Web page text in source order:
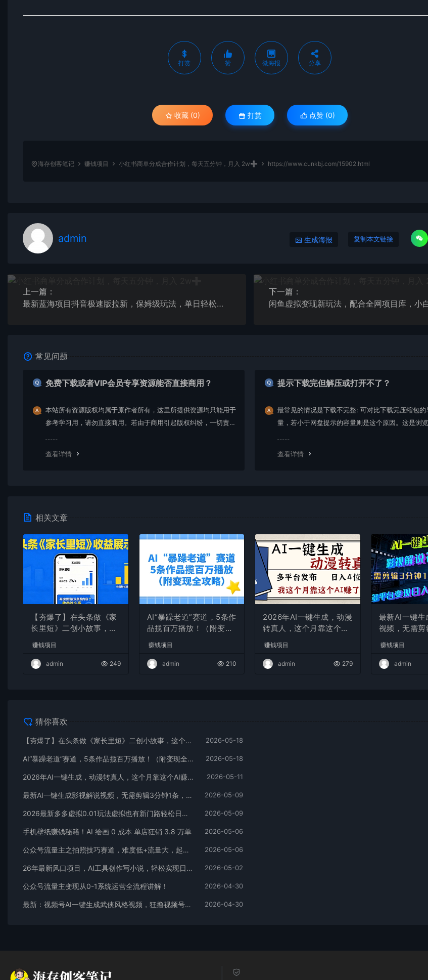
打赏 赞 微海报 分享
收藏 (0) 打赏 点赞 (0)
海存创客笔记 赚钱项目 小红书商单分成合作计划，每天五分钟，月入 2w➕ https://www.cunkbj.com/15902.html
admin 生成海报 复制本文链接
上一篇：
最新蓝海项目抖音极速版拉新，保姆级玩法，单日轻松日入三位数
下一篇：
常见问题
免费下载或者VIP会员专享资源能否直接商用？
本站所有资源版权均属于原作者所有，这里所提供资源均只能用于
参考学习用，请勿直接商用。若由于商用引起版权纠纷，一切责任
查看详情
提示下载完但解压或打开不了？
最常见的情况是下载不完整: 可对比下载完压缩包的
量，若小于网盘提示的容量则是这个原因。这是浏
查看详情
相关文章
【夯爆了】在头条做《家
长里短》二创小故事，这
赚钱项目
admin 249
AI“暴躁老道”赛道，5条作
品揽百万播放！（附变现
赚钱项目
admin 210
2026年AI一键生成，动漫
转真人，这个月靠这个AI
赚钱项目
admin 279
最新AI一键生
视频，无需剪
现日入2000+
赚钱项目
admin
猜你喜欢
【夯爆了】在头条做《家长里短》二创小故事，这个月收益2w+ 2026-05-18
AI“暴躁老道”赛道，5条作品揽百万播放！（附变现全攻略） 2026-05-18
2026年AI一键生成，动漫转真人，这个月靠这个AI赚了2W+ 2026-05-11
最新AI一键生成影视解说视频，无需剪辑3分钟1条，条条爆款，多平台变现日入2000+ 2026-05-09
2026最新多多虚拟0.01玩法虚拟也有新门路轻松日入2500! 2026-05-09
手机壁纸赚钱秘籍！AI 绘画 0 成本 单店狂销 3.8 万单 2026-05-06
公众号流量主之拍照技巧赛道，难度低+流量大，起号第一篇就爆了10w阅读！ 2026-05-06
26年最新风口项目，AI工具创作写小说，轻松实现日入1000+ 2026-05-02
公众号流量主变现从0-1系统运营全流程讲解！ 2026-04-30
最新：视频号AI一键生成武侠风格视频，狂撸视频号分成收益，学完轻松日入1000+ 2026-04-30